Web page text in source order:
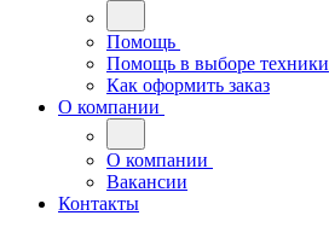
Помощь
Помощь в выборе техники
Как оформить заказ
О компании
О компании
Вакансии
Контакты